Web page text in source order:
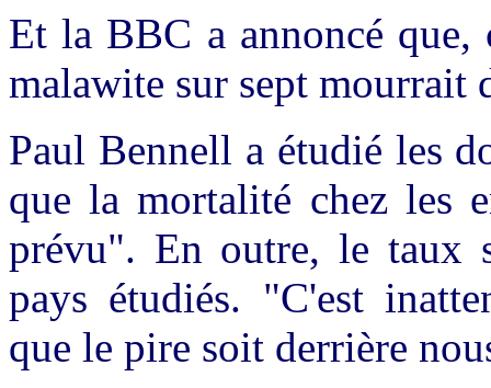
Et la BBC a annoncé que,
malawite sur sept mourrait
Paul Bennell a étudié les
que la mortalité chez les
prévu". En outre, le taux
pays étudiés. "C'est
que le pire soit derrière